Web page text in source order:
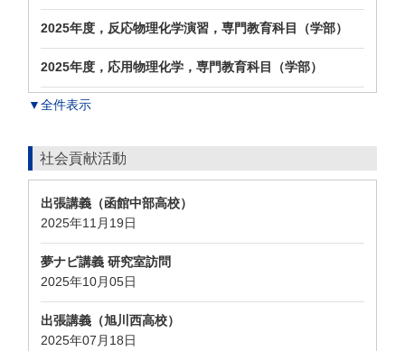
2025年度，反応物理化学演習，専門教育科目（学部）
2025年度，応用物理化学，専門教育科目（学部）
▼全件表示
社会貢献活動
出張講義（函館中部高校）
2025年11月19日
夢ナビ講義 研究室訪問
2025年10月05日
出張講義（旭川西高校）
2025年07月18日